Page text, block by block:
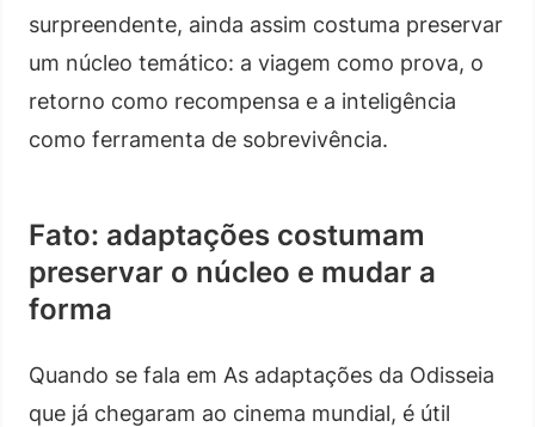
surpreendente, ainda assim costuma preservar
um núcleo temático: a viagem como prova, o
retorno como recompensa e a inteligência
como ferramenta de sobrevivência.
Fato: adaptações costumam
preservar o núcleo e mudar a
forma
Quando se fala em As adaptações da Odisseia
que já chegaram ao cinema mundial, é útil